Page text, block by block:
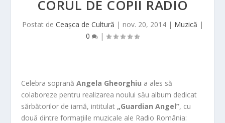
CORUL DE COPII RADIO
Postat de Ceașca de Cultură | nov. 20, 2014| Muzică |
0
|
Celebra sopranăAngela Gheorghiu a ales să
colaboreze pentru realizarea noului său album dedicat
sărbătorilor de iarnă, intitulat „Guardian Angel”, cu
două dintre formațiile muzicale ale Radio România: